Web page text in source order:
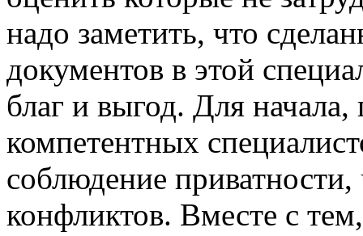
надо заметить, что
документов в этой
благ и выгод. Для начала,
компетентных
соблюдение
конфликтов. Вместе с